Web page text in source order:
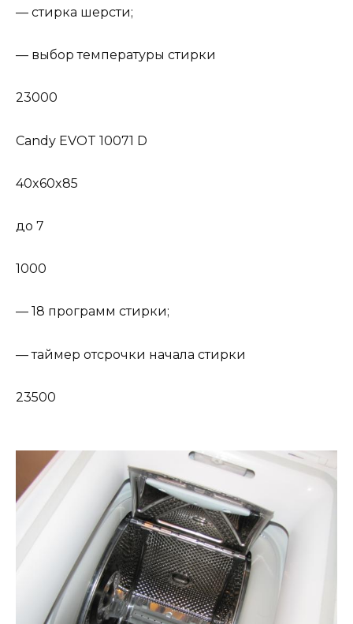
— стирка шерсти;
— выбор температуры стирки
23000
Candy EVOT 10071 D
40x60x85
до 7
1000
— 18 программ стирки;
— таймер отсрочки начала стирки
23500